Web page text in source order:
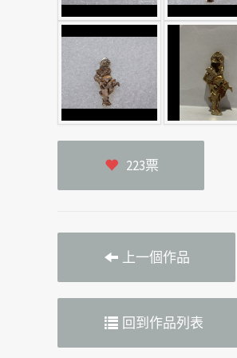
223票
上一個作品
回到作品列表